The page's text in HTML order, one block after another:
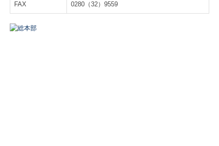
TKCシステムのご紹介
FAX 0280（32）9559